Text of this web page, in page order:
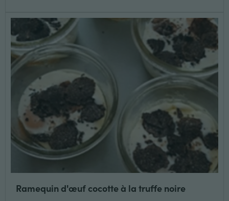
Ramequin d'œuf cocotte à la truffe noire